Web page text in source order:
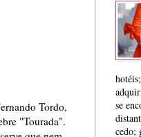
Tordo,
"Tourada".
se
cedo;